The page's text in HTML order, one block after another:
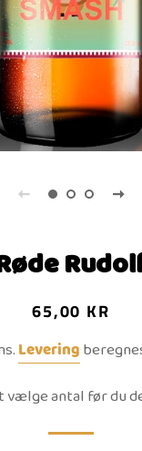
Normalpris
Udsalgspris
65,00 KR
Levering
vælge antal før du